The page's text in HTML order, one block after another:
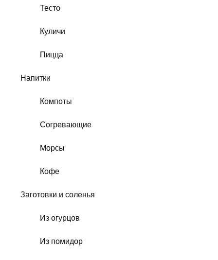
Тесто
Куличи
Пицца
Напитки
Компоты
Согревающие
Морсы
Кофе
Заготовки и соленья
Из огурцов
Из помидор